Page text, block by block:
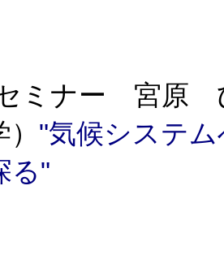
ミナー 宮原
"気候システ
る"